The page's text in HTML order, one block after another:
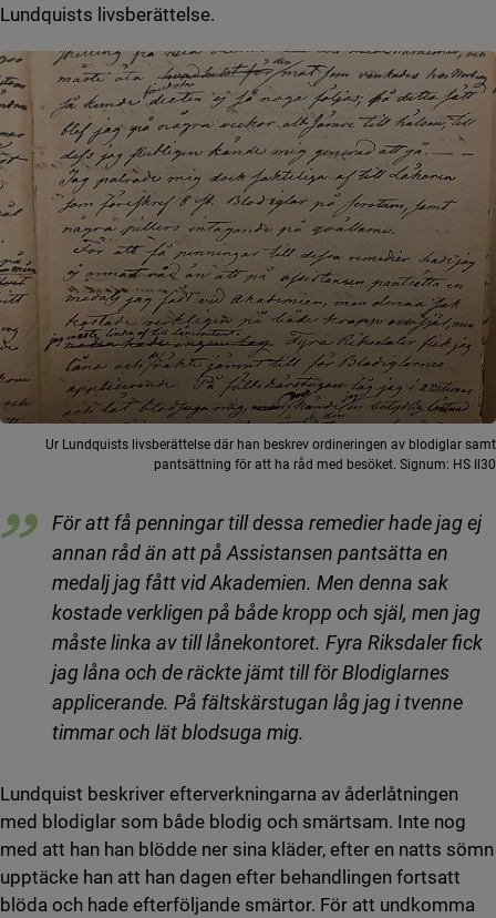
Lundquists livsberättelse.
Ur Lundquists livsberättelse där han beskrev ordineringen av blodiglar samt
pantsättning för att ha råd med besöket. Signum: HS Il30
För att få penningar till dessa remedier hade jag ej
annan råd än att på Assistansen pantsätta en
medalj jag fått vid Akademien. Men denna sak
kostade verkligen på både kropp och själ, men jag
måste linka av till lånekontoret. Fyra Riksdaler fick
jag låna och de räckte jämt till för Blodiglarnes
applicerande. På fältskärstugan låg jag i tvenne
timmar och lät blodsuga mig.
Lundquist beskriver efterverkningarna av åderlåtningen
med blodiglar som både blodig och smärtsam. Inte nog
med att han han blödde ner sina kläder, efter en natts sömn
upptäcke han att han dagen efter behandlingen fortsatt
blöda och hade efterföljande smärtor. För att undkomma